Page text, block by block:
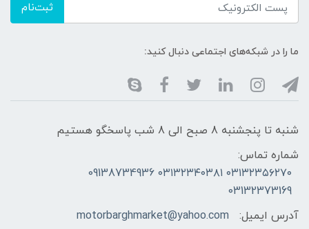
ثبت‌نام
ما را در شبکه‌های اجتماعی دنبال کنید:
شنبه تا پنجشنبه 8 صبح الی 8 شب پاسخگو هستیم
شماره تماس:
۰۳۱۳۲۳۵۶۲۷۰ ۰۳۱۳۲۳۴۰۳۸۱ 09138734936
03132373169
آدرس ایمیل:
motorbarghmarket@yahoo.com